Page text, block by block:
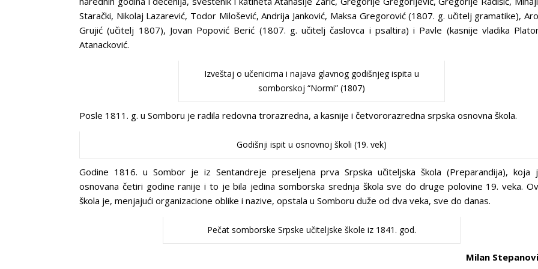
Starački, Nikolaj Lazarević, Todor Milošević, Andrija Janković, Maksa Gregorović (1807. g. učitelj gramatike),
Grujić (učitelj 1807), Jovan Popović Berić (1807. g. učitelj časlovca i psaltira) i Pavle (kasnije vladika
Atanacković.
Izveštaj o učenicima i najava glavnog godišnjeg ispita u
somborskoj “Normi” (1807)
Posle 1811. g. u Somboru je radila redovna trorazredna, a kasnije i četvororazredna srpska osnovna škola.
Godišnji ispit u osnovnoj školi (19. vek)
Godine 1816. u Sombor je iz Sentandreje preseljena prva Srpska učiteljska škola (Preparandija), koja
osnovana četiri godine ranije i to je bila jedina somborska srednja škola sve do druge polovine 19. veka.
škola je, menjajući organizacione oblike i nazive, opstala u Somboru duže od dva veka, sve do danas.
Pečat somborske Srpske učiteljske škole iz 1841. god.
Milan